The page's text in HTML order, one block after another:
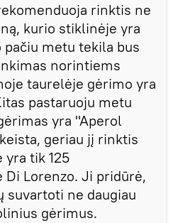
rinktis ne
kurio stiklinėje yra
pačiu metu tekila bus
norintiems
taurelėje gėrimo yra
pastaruoju metu
yra "Aperol
geriau jį rinktis
yra tik 125
Lorenzo. Ji pridūrė,
suvartoti ne daugiau
gėrimus.